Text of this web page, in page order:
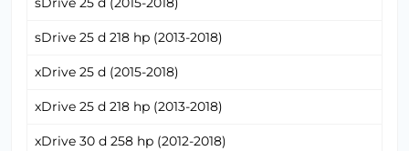
sDrive 25 d 218 hp (2013-2018)
xDrive 25 d (2015-2018)
xDrive 25 d 218 hp (2013-2018)
xDrive 30 d 258 hp (2012-2018)